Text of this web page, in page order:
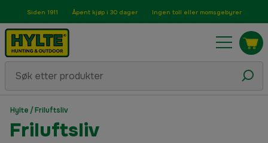
Siden 1911 Åpent kjøp i 30 dager Ingen toll eller momsgebyrer
Hylte /Friluftsliv
Friluftsliv